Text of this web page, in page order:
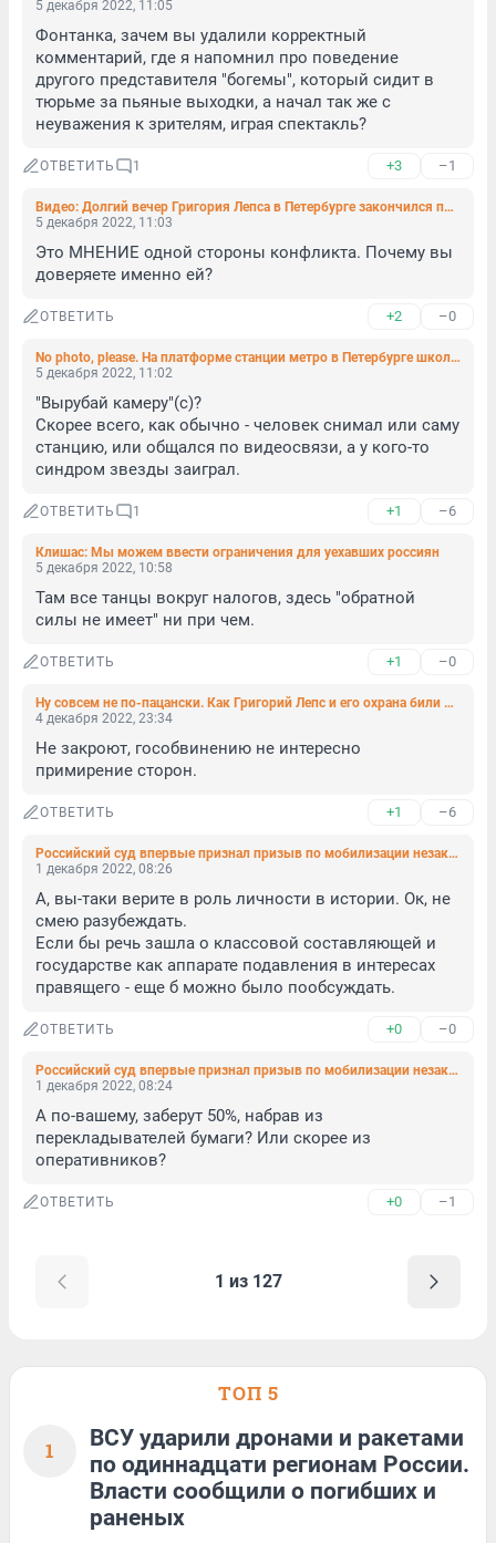
5 декабря 2022, 11:05
Фонтанка, зачем вы удалили корректный
комментарий, где я напомнил про поведение
другого представителя "богемы", который сидит в
тюрьме за пьяные выходки, а начал так же с
неуважения к зрителям, играя спектакль?
ОТВЕТИТЬ 1 +3 –1
Видео: Долгий вечер Григория Лепса в Петербурге закончился побоищем с его участием
5 декабря 2022, 11:03
Это МНЕНИЕ одной стороны конфликта. Почему вы
доверяете именно ей?
ОТВЕТИТЬ +2 –0
No photo, please. На платформе станции метро в Петербурге школьник отбивался от настойчивого внимания газом
5 декабря 2022, 11:02
"Вырубай камеру"(с)?
Скорее всего, как обычно - человек снимал или саму
станцию, или общался по видеосвязи, а у кого-то
синдром звезды заиграл.
ОТВЕТИТЬ 1 +1 –6
Клишас: Мы можем ввести ограничения для уехавших россиян
5 декабря 2022, 10:58
Там все танцы вокруг налогов, здесь "обратной
силы не имеет" ни при чем.
ОТВЕТИТЬ +1 –0
Ну совсем не по-пацански. Как Григорий Лепс и его охрана били петербуржца
4 декабря 2022, 23:34
Не закроют, гособвинению не интересно
примирение сторон.
ОТВЕТИТЬ +1 –6
Российский суд впервые признал призыв по мобилизации незаконным
1 декабря 2022, 08:26
А, вы-таки верите в роль личности в истории. Ок, не
смею разубеждать.
Если бы речь зашла о классовой составляющей и
государстве как аппарате подавления в интересах
правящего - еще б можно было пообсуждать.
ОТВЕТИТЬ +0 –0
Российский суд впервые признал призыв по мобилизации незаконным
1 декабря 2022, 08:24
А по-вашему, заберут 50%, набрав из
перекладывателей бумаги? Или скорее из
оперативников?
ОТВЕТИТЬ +0 –1
1 из 127
ТОП 5
1
ВСУ ударили дронами и ракетами
по одиннадцати регионам России.
Власти сообщили о погибших и
раненых